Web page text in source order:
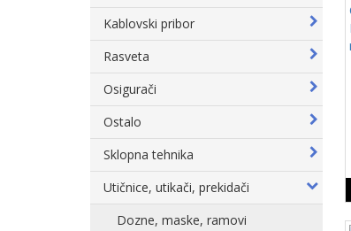
Kablovski pribor
Rasveta
Osigurači
Ostalo
Sklopna tehnika
Utičnice, utikači, prekidači
Dozne, maske, ramovi